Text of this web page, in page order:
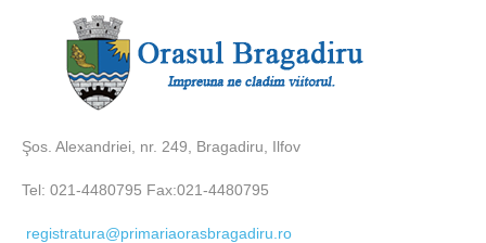
Şos. Alexandriei, nr. 249, Bragadiru, Ilfov
Tel: 021-4480795 Fax:021-4480795
registratura@primariaorasbragadiru.ro